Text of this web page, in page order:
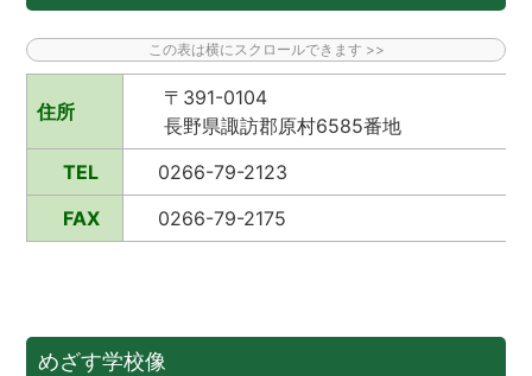
住所
〒391-0104
長野県諏訪郡原村
TEL
0266-79-2123
FAX
0266-79-2175
めざす学校像